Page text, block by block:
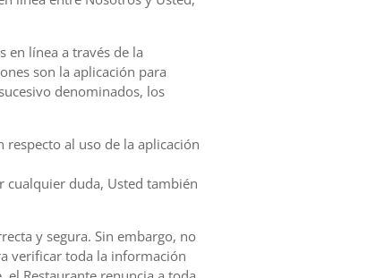
en línea a través de la
son la aplicación para
denominados, los
al uso de la aplicación
cualquier duda, Usted también
y segura. Sin embargo, no
verificar toda la información